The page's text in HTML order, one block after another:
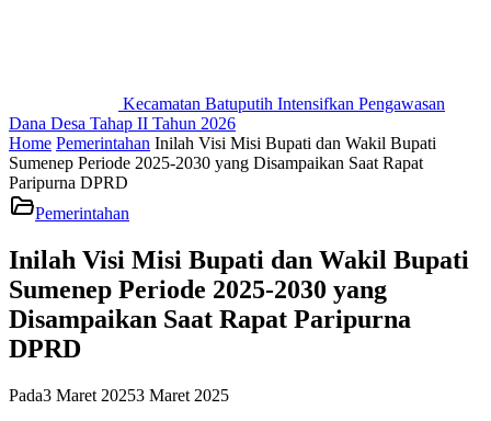
Kecamatan Batuputih Intensifkan Pengawasan
Dana Desa Tahap II Tahun 2026
Home Pemerintahan Inilah Visi Misi Bupati dan Wakil Bupati
Sumenep Periode 2025-2030 yang Disampaikan Saat Rapat
Paripurna DPRD
Pemerintahan
Inilah Visi Misi Bupati dan Wakil Bupati
Sumenep Periode 2025-2030 yang
Disampaikan Saat Rapat Paripurna
DPRD
Pada3 Maret 20253 Maret 2025